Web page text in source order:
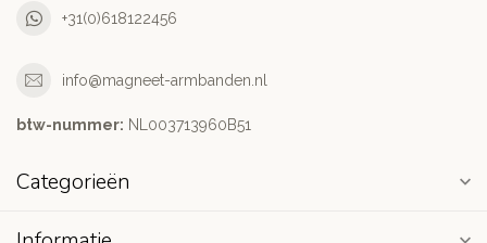
+31(0)618122456
info@magneet-armbanden.nl
btw-nummer: NL003713960B51
Categorieën